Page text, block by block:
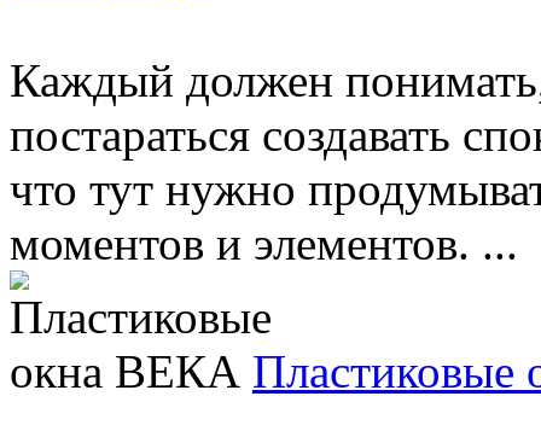
Каждый должен
постараться создавать
что тут нужно
моментов и элементов. ...